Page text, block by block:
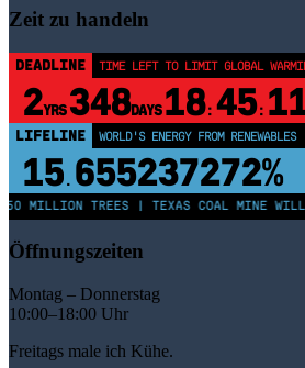
Zeit zu handeln
DEADLINE TIME LEFT TO LIMIT GLOBAL
2YRS348DAYS 18: 45:
LIFELINE WORLD'S ENERGY FROM RENEWABLES
15. 655237277%
MILLION TREES | TEXAS COAL MINE
Öffnungszeiten
Montag – Donnerstag
10:00–18:00 Uhr
Freitags male ich Kühe.